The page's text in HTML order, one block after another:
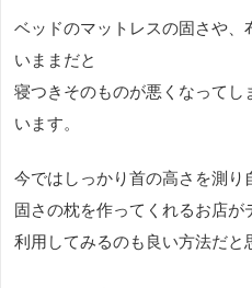
ベッドのマットレスの固さや
いままだと
寝つきそのものが悪くなってし
います。
今ではしっかり首の高さを測り
固さの枕を作ってくれるお店
利用してみるのも良い方法だと